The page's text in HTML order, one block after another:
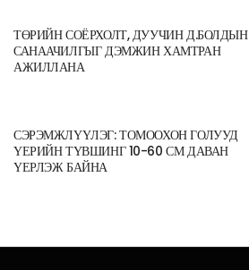
ТӨРИЙН СОЁРХОЛТ, ДУУЧИН Д.БОЛДЫН
САНААЧИЛГЫГ ДЭМЖИН ХАМТРАН
АЖИЛЛАНА
СЭРЭМЖЛҮҮЛЭГ: ТОМООХОН ГОЛУУД
ҮЕРИЙН ТҮВШИНГ 10-60 СМ ДАВАН
ҮЕРЛЭЖ БАЙНА